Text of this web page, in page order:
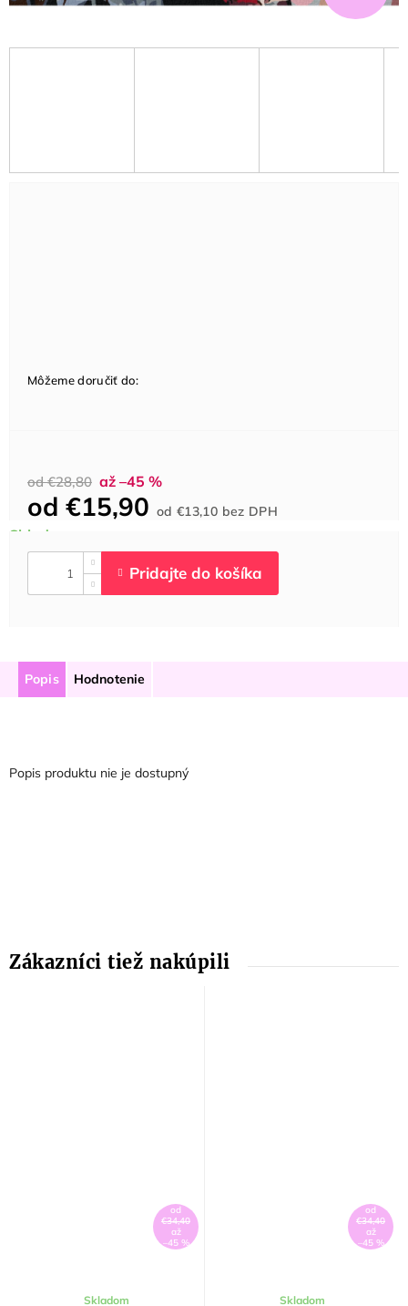
od €28,80 až –45 %
od €15,90 od€13,10 bez DPHcena:
Môžeme doručiť do:
Popis Hodnotenie
Popis produktu nie je dostupný
od
€34,40
až
–45 %
Skladom
od
€34,40
až
–45 %
Skladom